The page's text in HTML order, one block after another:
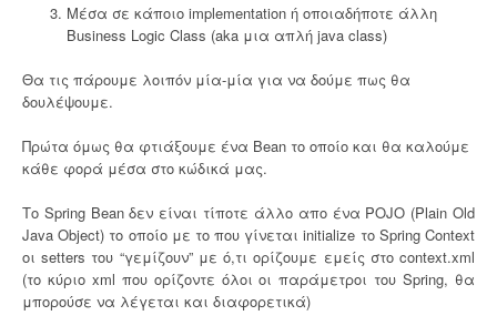
Μέσα σε κάποιο implementation ή οποιαδήποτε άλλη
Business Logic Class (aka μια απλή java class)
Θα τις πάρουμε λοιπόν μία-μία για να δούμε πως θα
δουλέψουμε.
Πρώτα όμως θα φτιάξουμε ένα Bean το οποίο και θα καλούμε
κάθε φορά μέσα στο κώδικά μας.
Το Spring Bean δεν είναι τίποτε άλλο απο ένα POJO (Plain Old
Java Object) το οποίο με το που γίνεται initialize το Spring Context
οι setters του “γεμίζουν” με ό,τι ορίζουμε εμείς στο context.xml
(το κύριο xml που ορίζοντε όλοι οι παράμετροι του Spring, θα
μπορούσε να λέγεται και διαφορετικά)